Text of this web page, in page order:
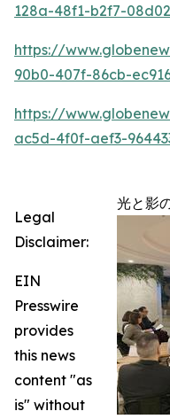
128a-48f1-b2f7-
https://
90b0-407f-86cb-
https://
ac5d-4f0f-aef3-
光と影
Legal
Disclaimer:
EIN
Presswire
provides
this news
content "as
is" without